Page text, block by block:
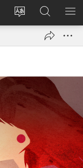
वेबसाइट
लॉग-
इन
JW.ORG
पर
खोजें
मैन्यू